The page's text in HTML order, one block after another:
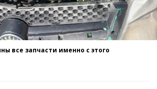
все запчасти именно с этого